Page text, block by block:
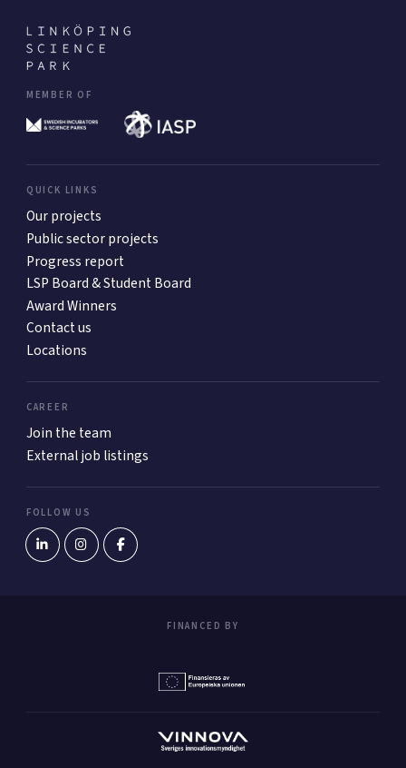
MEMBER OF
QUICK LINKS
Our projects
Public sector projects
Progress report
LSP Board & Student Board
Award Winners
Contact us
Locations
CAREER
Join the team
External job listings
FOLLOW US
FINANCED BY